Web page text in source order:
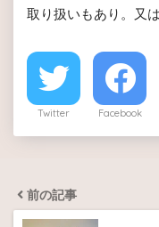
取り扱いもあり。又
Twitter Facebook
前の記事